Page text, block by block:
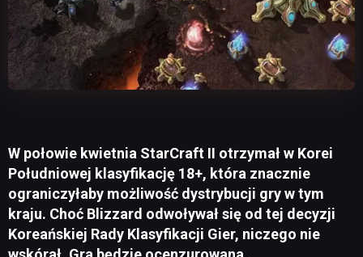
W połowie kwietnia StarCraft II otrzymał w Korei
Południowej klasyfikację 18+, która znacznie
ograniczyłaby możliwość dystrybucji gry w tym
kraju. Choć Blizzard odwoływał się od tej decyzji
Koreańskiej Rady Klasyfikacji Gier, niczego nie